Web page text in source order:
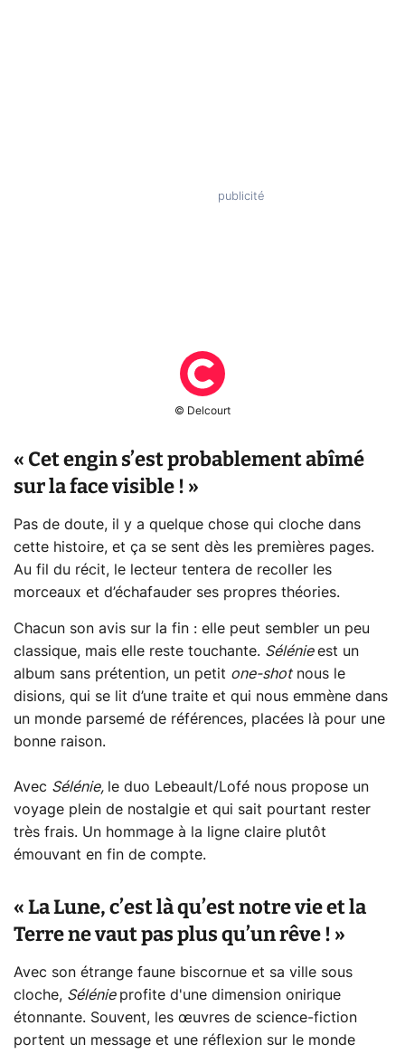
© Delcourt
« Cet engin s’est probablement abîmé
sur la face visible ! »
Pas de doute, il y a quelque chose qui cloche dans
cette histoire, et ça se sent dès les premières pages.
Au fil du récit, le lecteur tentera de recoller les
morceaux et d’échafauder ses propres théories.
Chacun son avis sur la fin : elle peut sembler un peu
classique, mais elle reste touchante. Sélénieest un
album sans prétention, un petit one-shotnous le
disions, qui se lit d’une traite et qui nous emmène dans
un monde parsemé de références, placées là pour une
bonne raison.
Avec Sélénie, le duo Lebeault/Lofé nous propose un
voyage plein de nostalgie et qui sait pourtant rester
très frais. Un hommage à la ligne claire plutôt
émouvant en fin de compte.
« La Lune, c’est là qu’est notre vie et la
Terre ne vaut pas plus qu’un rêve ! »
Avec son étrange faune biscornue et sa ville sous
cloche, Sélénie profite d'une dimension onirique
étonnante. Souvent, les œuvres de science-fiction
portent un message et une réflexion sur le monde